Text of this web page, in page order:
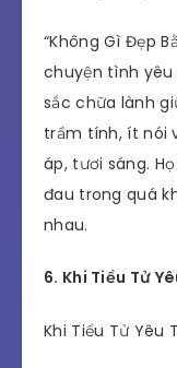
“Không Gì Đẹp
chuyện tình
sắc chữa lành
trầm tính, ít nói
áp, tươi sáng.
đau trong quá
nhau.
6. Khi Tiểu Tử
Khi Tiểu Tử Yêu